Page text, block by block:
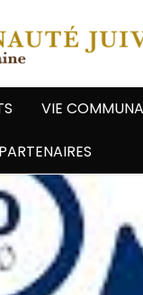
VIE
PARTENAIRES